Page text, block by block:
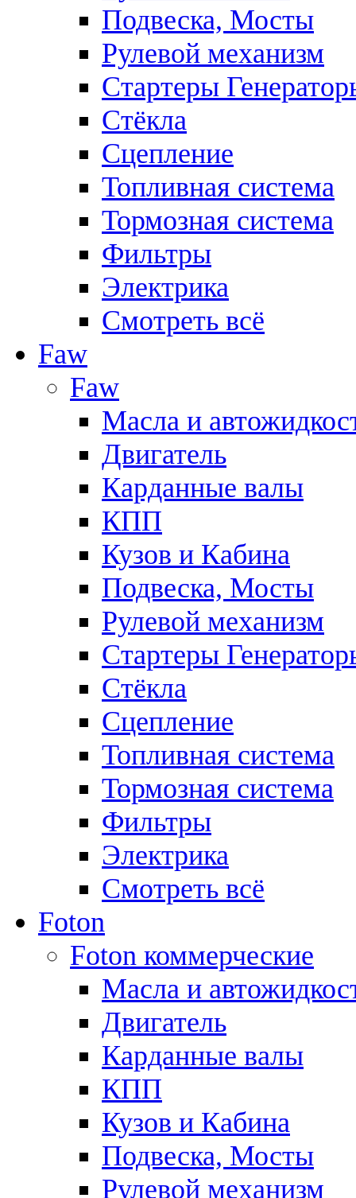
Подвеска, Мосты
Рулевой механизм
Стартеры
Стёкла
Сцепление
Топливная система
Тормозная система
Фильтры
Электрика
Смотреть всё
Faw
Faw
Масла и
Двигатель
Карданные валы
КПП
Кузов и Кабина
Подвеска, Мосты
Рулевой механизм
Стартеры
Стёкла
Сцепление
Топливная система
Тормозная система
Фильтры
Электрика
Смотреть всё
Foton
Foton коммерческие
Масла и
Двигатель
Карданные валы
КПП
Кузов и Кабина
Подвеска, Мосты
Рулевой механизм